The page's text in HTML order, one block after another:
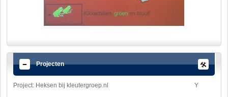
Projecten
Project: Heksen bij kleutergroep.nl Y